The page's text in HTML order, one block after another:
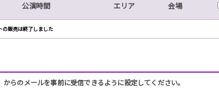
公演時間 エリア 会場
の販売は終了しました
のメールを事前に受信できるように設定してください。